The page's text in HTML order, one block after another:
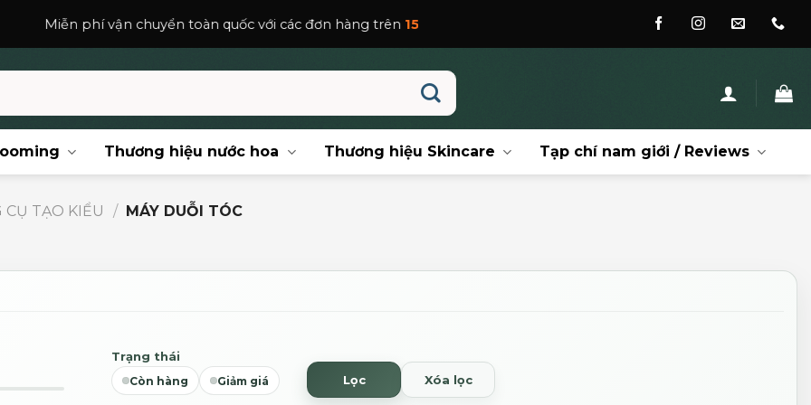
vận chuyển toàn quốc với các đơn hàng trên150,000₫.
Thương hiệu nước hoa Thương hiệu Skincare Tạp chí nam giới / Reviews
CỤ TẠO KIỂU / MÁY DUỖI TÓC
Trạng thái
Còn hàng Giảm giá Lọc Xóa lọc